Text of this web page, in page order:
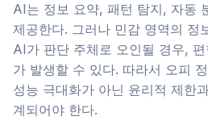
AI는 정보 요약, 패턴 탐지, 자동
제공한다. 그러나 민감 영역의 정
AI가 판단 주체로 오인될 경우, 편
가 발생할 수 있다. 따라서 오피
성능 극대화가 아닌 윤리적 제한
계되어야 한다.